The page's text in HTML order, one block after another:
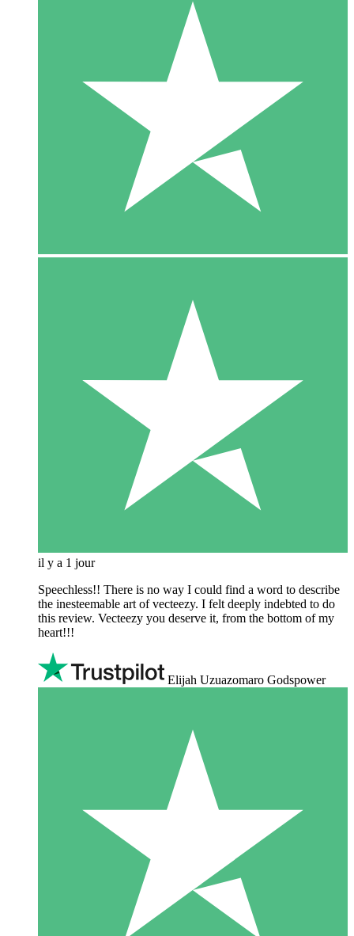
il y a 1 jour
Speechless!! There is no way I could find a word to describe
the inesteemable art of vecteezy. I felt deeply indebted to do
this review. Vecteezy you deserve it, from the bottom of my
heart!!!
Elijah Uzuazomaro Godspower